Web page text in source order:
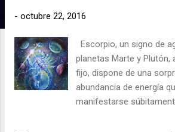
- octubre 22, 2016
Escorpio, un signo de
planetas Marte y Plutón,
fijo, dispone de una
abundancia de energía
manifestarse